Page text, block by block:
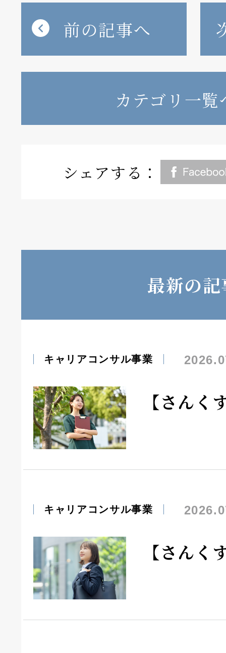
前の記事へ
カテゴリ一覧
シェアする：
最新の
キャリアコンサル事業
【さんく
キャリアコンサル事業
【さんく